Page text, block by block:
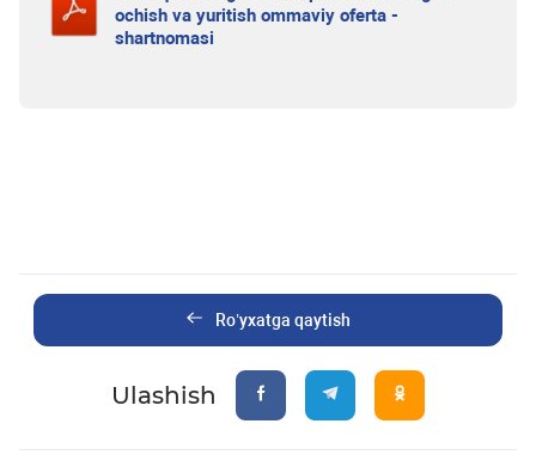
ochish va yuritish ommaviy oferta -
shartnomasi
Ro’yxatga qaytish
Ulashish